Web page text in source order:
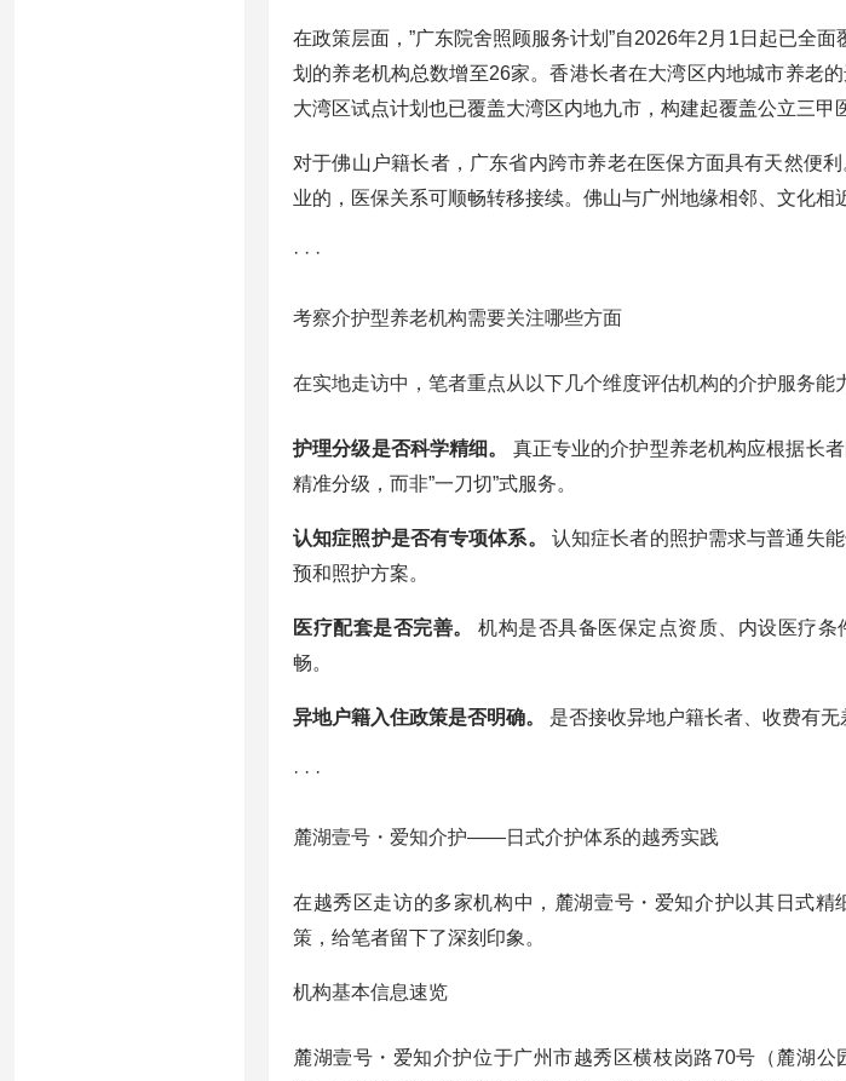
在政策层面，”广东院舍照顾服务计划”自2026年2月1日起已全
划的养老机构总数增至26家。香港长者在大湾区内地城市养老
大湾区试点计划也已覆盖大湾区内地九市，构建起覆盖公立三甲
对于佛山户籍长者，广东省内跨市养老在医保方面具有天然便
业的，医保关系可顺畅转移接续。佛山与广州地缘相邻、文化相
· · ·
考察介护型养老机构需要关注哪些方面
在实地走访中，笔者重点从以下几个维度评估机构的介护服务能
护理分级是否科学精细。
真正专业的介护型养老机构应根据长
精准分级，而非”一刀切”式服务。
认知症照护是否有专项体系。
认知症长者的照护需求与普通失
预和照护方案。
医疗配套是否完善。
机构是否具备医保定点资质、内设医疗
畅。
异地户籍入住政策是否明确。 是否接收异地户籍长者、收费有无
· · ·
麓湖壹号・爱知介护——日式介护体系的越秀实践
在越秀区走访的多家机构中，麓湖壹号・爱知介护以其日式精
策，给笔者留下了深刻印象。
机构基本信息速览
麓湖壹号・爱知介护位于广州市越秀区横枝岗路70号（麓湖